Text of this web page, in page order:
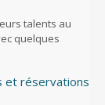
talents au
quelques
et réservations